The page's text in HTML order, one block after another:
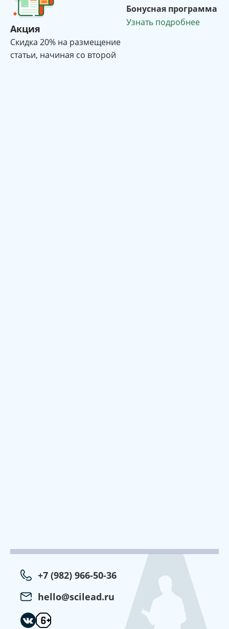
Акция
Cкидка 20% на размещение
статьи, начиная со второй
Бонусная программа
Узнать подробнее
+7 (982) 966-50-36
hello@scilead.ru